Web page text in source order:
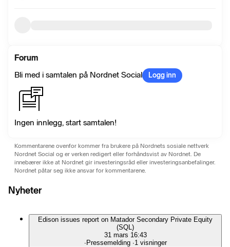
Forum
Bli med i samtalen på Nordnet Social
Logg inn
Ingen innlegg, start samtalen!
Kommentarene ovenfor kommer fra brukere på Nordnets sosiale nettverk
Nordnet Social og er verken redigert eller forhåndsvist av Nordnet. De
innebærer ikke at Nordnet gir investeringsråd eller investeringsanbefalinger.
Nordnet påtar seg ikke ansvar for kommentarene.
Nyheter
Edison issues report on Matador Secondary Private Equity
(SQL)
31 mars 16:43
∙Pressemelding ∙1 visninger